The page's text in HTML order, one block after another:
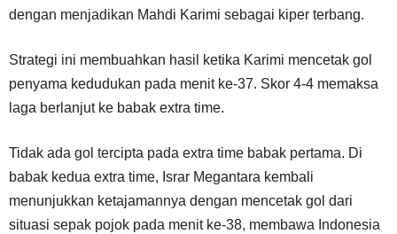
dengan menjadikan Mahdi Karimi sebagai kiper terbang.
Strategi ini membuahkan hasil ketika Karimi mencetak gol
penyama kedudukan pada menit ke-37. Skor 4-4 memaksa
laga berlanjut ke babak extra time.
Tidak ada gol tercipta pada extra time babak pertama. Di
babak kedua extra time, Israr Megantara kembali
menunjukkan ketajamannya dengan mencetak gol dari
situasi sepak pojok pada menit ke-38, membawa Indonesia